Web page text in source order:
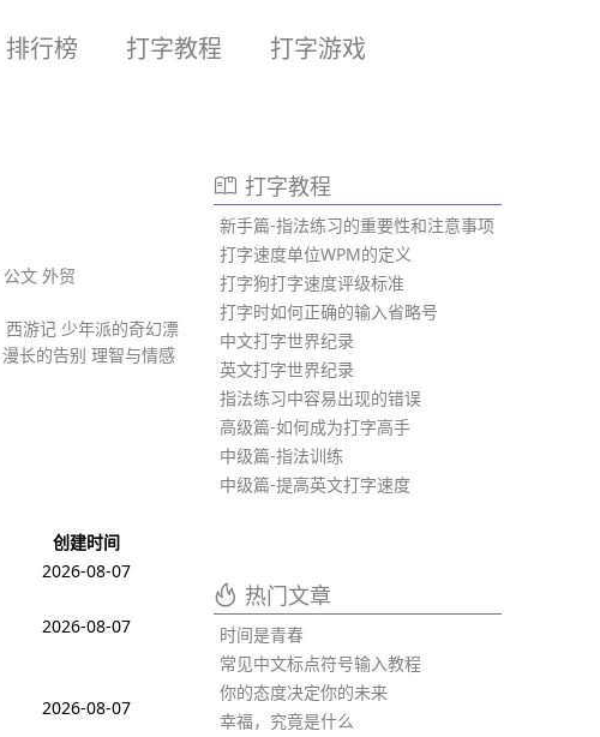
排行榜 打字教程 打字游戏
公文 外贸
西游记 少年派的奇幻漂
漫长的告别 理智与情感
创建时间
2026-08-07
2026-08-07
2026-08-07
打字教程
新手篇-指法练习的重要性和注意事项
打字速度单位WPM的定义
打字狗打字速度评级标准
打字时如何正确的输入省略号
中文打字世界纪录
英文打字世界纪录
指法练习中容易出现的错误
高级篇-如何成为打字高手
中级篇-指法训练
中级篇-提高英文打字速度
热门文章
时间是青春
常见中文标点符号输入教程
你的态度决定你的未来
幸福，究竟是什么